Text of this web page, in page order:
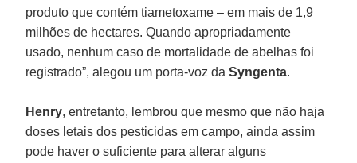
produto que contém tiametoxame – em mais de 1,9
milhões de hectares. Quando apropriadamente
usado, nenhum caso de mortalidade de abelhas foi
registrado”, alegou um porta-voz daSyngenta.
Henry, entretanto, lembrou que mesmo que não haja
doses letais dos pesticidas em campo, ainda assim
pode haver o suficiente para alterar alguns